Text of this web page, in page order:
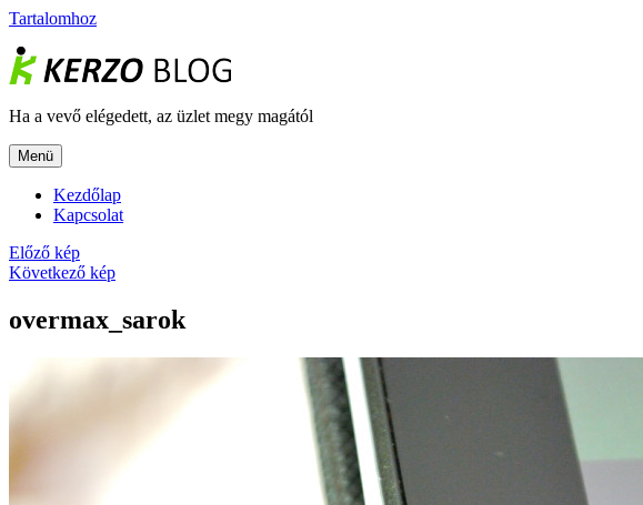
Tartalomhoz
Ha a vevő elégedett, az üzlet megy magától
Menü
Kezdőlap
Kapcsolat
Előző kép
Következő kép
overmax_sarok